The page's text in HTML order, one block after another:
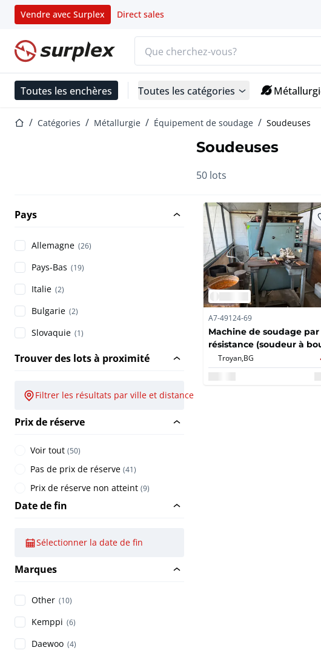
Vendre avec Surplex Direct sales
Page d'accueil
Toutes les enchères Toutes les catégories
Page d'accueil
Catégories Métallurgie Équipement de soudage Soudeuses
Soudeuses
50 lots
Pays
Allemagne (26)
Pays-Bas (19)
Italie (2)
Bulgarie (2)
Slovaquie (1)
Trouver des lots à proximité
Filtrer les résultats par ville et distance
Prix de réserve
Voir tout (50)
Pas de prix de réserve (41)
Prix de réserve non atteint (9)
Date de fin
Sélectionner la date de fin
Marques
Other (10)
Kemppi (6)
Daewoo (4)
A7-49124-69
Machine de soudage par
résistance (soudeur à
de corps)
Troyan, BG